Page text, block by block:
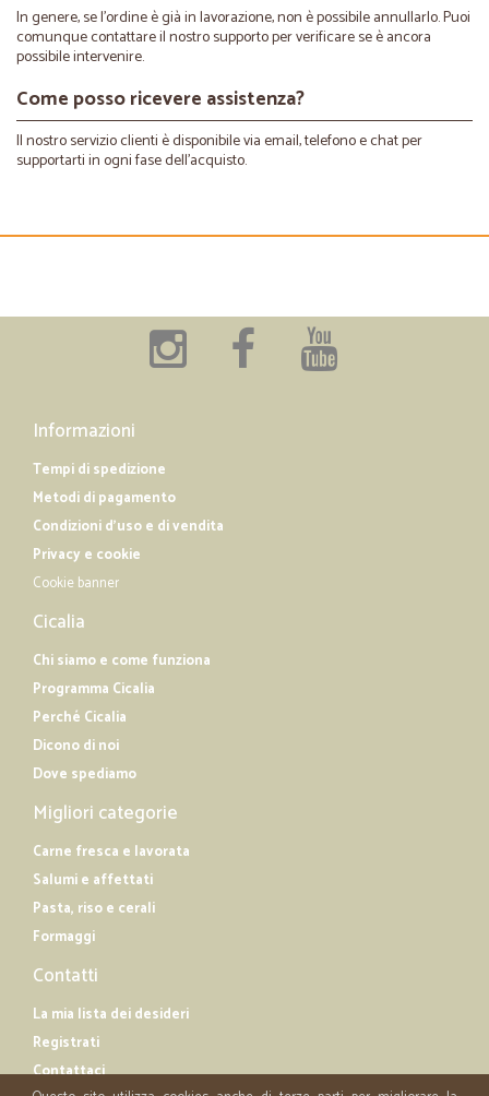
In genere, se l’ordine è già in lavorazione, non è possibile annullarlo. Puoi
comunque contattare il nostro supporto per verificare se è ancora
possibile intervenire.
Come posso ricevere assistenza?
Il nostro servizio clienti è disponibile via email, telefono e chat per
supportarti in ogni fase dell’acquisto.
Informazioni
Tempi di spedizione
Metodi di pagamento
Condizioni d'uso e di vendita
Privacy e cookie
Cookie banner
Cicalia
Chi siamo e come funziona
Programma Cicalia
Perché Cicalia
Dicono di noi
Dove spediamo
Migliori categorie
Carne fresca e lavorata
Salumi e affettati
Pasta, riso e cerali
Formaggi
Contatti
La mia lista dei desideri
Registrati
Contattaci